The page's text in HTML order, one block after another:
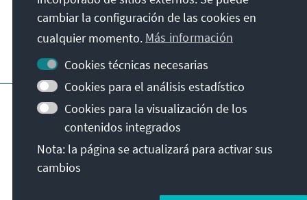
Contacto
Visita también
Página principal de la KAS
Protección de datos
Condiciones de uso
Declaración sobre accesibilidad
Notificar barrera
© Konrad-Adenauer-Stiftung e.V. 2026
cambiar la configuración de las cookies en
cualquier momento. Más información
Cookies técnicas necesarias
Cookies para el análisis estadístico
Cookies para la visualización de los
contenidos integrados
Nota: la página se actualizará para activar sus
cambios